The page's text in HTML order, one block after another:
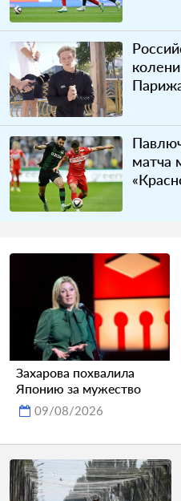
матча
Захарова похвалила
Японию за мужество
09/08/2026